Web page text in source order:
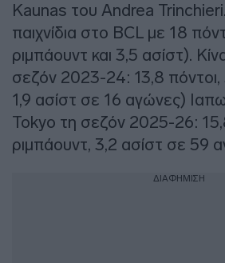
Kaunas του Andrea
παιχνίδια στο BCL με 18
ριμπάουντ και 3,5 ασίστ).
σεζόν 2023-24: 13,8 πόντοι,
1,9 ασίστ σε 16 αγώνες)
Tokyo τη σεζόν 2025-26:
ριμπάουντ, 3,2 ασίστ σε 59
ΔΙΑΦΗΜΙΣΗ